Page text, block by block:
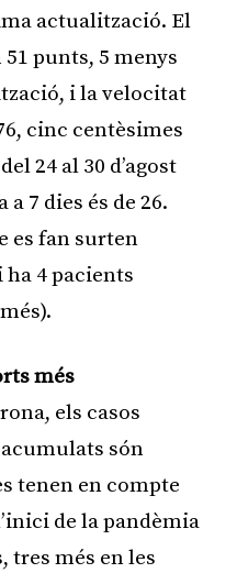
actualització. El
punts, 5 menys
i la velocitat
cinc centèsimes
24 al 30 d’agost
7 dies és de 26.
es fan surten
4 pacients
més
els casos
són
tenen en compte
de la pandèmia
tres més en les